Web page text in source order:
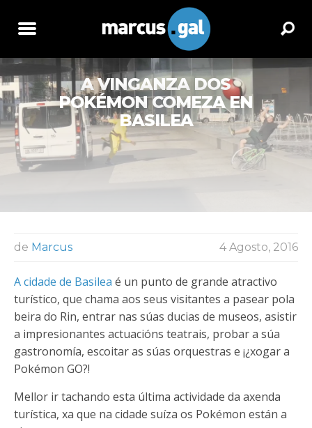
A VINGANZA DOS
POKÉMON COMEZA EN
BASILEA
de Marcus 4 Agosto, 2016
A cidade de Basilea é un punto de grande atractivo
turístico, que chama aos seus visitantes a pasear pola
beira do Rin, entrar nas súas ducias de museos, asistir
a impresionantes actuacións teatrais, probar a súa
gastronomía, escoitar as súas orquestras e ¡¿xogar a
Pokémon GO?!
Mellor ir tachando esta última actividade da axenda
turística, xa que na cidade suíza os Pokémon están a